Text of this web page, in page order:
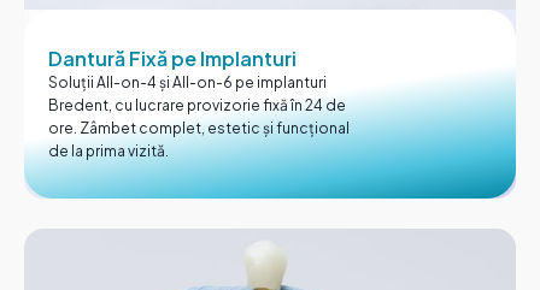
Dantură Fixă pe Implanturi
Soluții All-on-4 și All-on-6 pe implanturi
Bredent, cu lucrare provizorie fixă în 24 de
ore. Zâmbet complet, estetic și funcțional
de la prima vizită.